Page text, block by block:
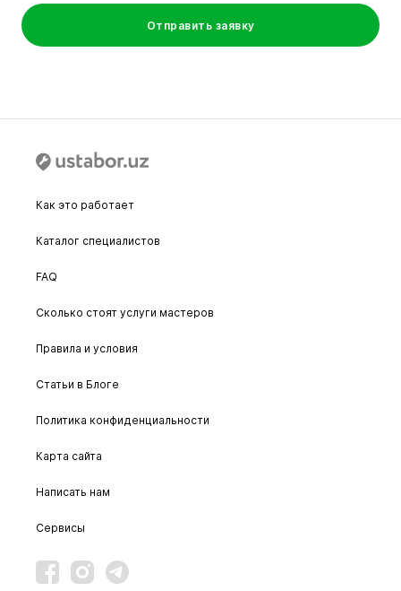
Отправить заявку
Как это работает
Каталог специалистов
FAQ
Сколько стоят услуги мастеров
Правила и условия
Статьи в Блоге
Политика конфиденциальности
Карта сайта
Написать нам
Сервисы